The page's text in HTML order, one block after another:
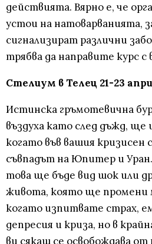
действията. Вярно е, че
устои на натоварванията,
сигнализират различни
трябва да направите курс
Стелиум в Телец 21-23
Истинска гръмотевична
въздуха като след дъжд, ще
когато във вашия кризисен
съвпадът на Юпитер и
това ще бъде вид шок или
живота, която ще промени
когато изпитвате страх,
депресия и криза, но в
ви сякаш се освобождава